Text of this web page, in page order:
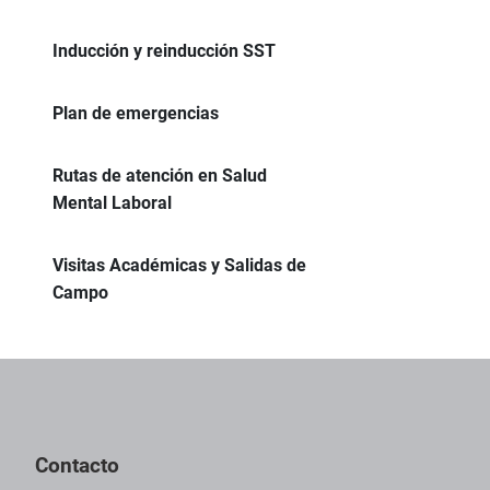
Inducción y reinducción SST
Plan de emergencias
Rutas de atención en Salud
Mental Laboral
Visitas Académicas y Salidas de
Campo
Contacto